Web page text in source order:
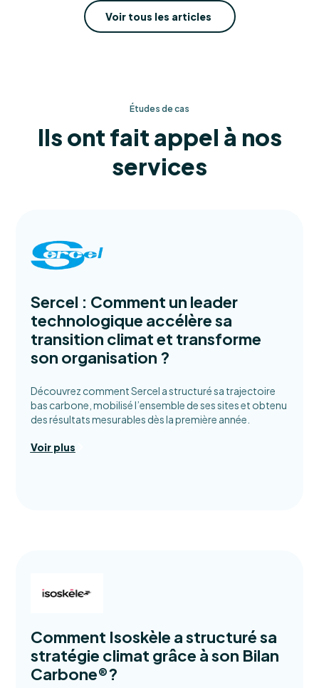
Voir tous les articles
Études de cas
Ils ont fait appel à nos
services
Sercel : Comment un leader
technologique accélère sa
transition climat et transforme
son organisation ?
Découvrez comment Sercel a structuré sa trajectoire
bas carbone, mobilisé l’ensemble de ses sites et obtenu
des résultats mesurables dès la première année.
Voir plus
Comment Isoskèle a structuré sa
stratégie climat grâce à son Bilan
Carbone®?